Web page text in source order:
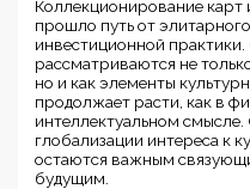
Коллекционирование карт
прошло путь от
инвестиционной
рассматриваются не
но и как элементы
продолжает расти, как в
интеллектуальном
глобализации интереса к
остаются важным
будущим.